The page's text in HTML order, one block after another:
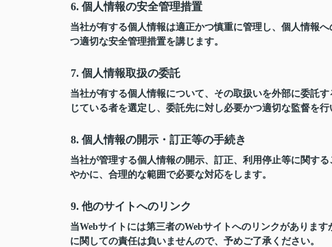
6. 個人情報の安全管理措置
当社が有する個人情報は適正かつ慎重に管理し、個人情報
つ適切な安全管理措置を講じます。
7. 個人情報取扱の委託
当社が有する個人情報について、その取扱いを外部に委託
じている者を選定し、委託先に対し必要かつ適切な監督を行
8. 個人情報の開示・訂正等の手続き
当社が管理する個人情報の開示、訂正、利用停止等に関す
やかに、合理的な範囲で必要な対応をします。
9. 他のサイトへのリンク
当Webサイトには第三者のWebサイトへのリンクがありま
に関しての責任は負いませんので、予めご了承ください。